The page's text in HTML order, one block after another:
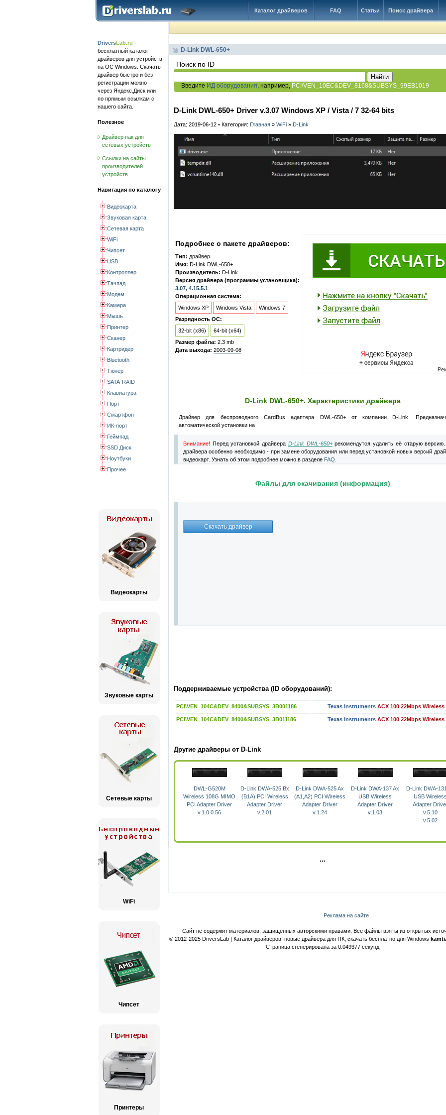
Поиск драйвера
Статьи
FAQ
Каталог драйверов
DriversLab.ru -
бесплатный каталог
драйверов для устройств
на ОС Windows. Скачать
драйвер быстро и без
регистрации можно
через Яндекс.Диск или
по прямым ссылкам с
нашего сайта.
Полезное
Драйвер пак для
сетевых устройств
Ссылки на сайты
производителей
устройств
Навигация по каталогу
Видеокарта
Звуковая карта
Сетевая карта
WiFi
Чипсет
USB
Контроллер
Тачпад
Модем
Камера
Мышь
Принтер
Сканер
Картридер
Bluetooth
Тюнер
SATA-RAID
Клавиатура
Порт
Смартфон
ИК-порт
Геймпад
SSD Диск
Ноутбуки
Прочее
Видеокарты
Звуковые карты
Сетевые карты
WiFi
Чипсет
Принтеры
D-Link DWL-650+
Поиск по ID
Введите ИД оборудования, например, PCI\VEN_10EC&DEV_8168&SUBSYS_99EB1019
D-Link DWL-650+ Driver v.3.07 Windows XP / Vista / 7 32-64 bits
Дата: 2019-06-12 • Категория: Главная » WiFi » D-Link
Подробнее о пакете драйверов:
Тип: драйвер
Имя: D-Link DWL-650+
Производитель: D-Link
Версия драйвера (программы установщика):
3.07, 4.15.5.1
Операционная система:
Windows XP
Windows Vista
Windows 7
Разрядность ОС:
32-bit (x86)
64-bit (x64)
Размер файла: 2.3 mb
Дата выхода: 2003-09-08
D-Link DWL-650+. Характеристики драйвера
Драйвер для беспроводного CardBus адаптера DWL-650+ от компании D-Link.
автоматической установки на
Внимание! Перед установкой драйвера D-Link DWL-650+рекомендутся удалить её старую версию.
драйвера особенно необходимо - при замене оборудования или перед установкой новых версий
видеокарт. Узнать об этом подробнее можно в разделе FAQ.
Файлы для скачивания (информация)
Поддерживаемые устройства (ID оборудований):
PCI\VEN_104C&DEV_8400&SUBSYS_3B001186 Texas Instruments ACX 100 22Mbps
PCI\VEN_104C&DEV_8400&SUBSYS_3B011186 Texas Instruments ACX 100 22Mbps
Другие драйверы от D-Link
DWL-G520M
Wireless 108G MIMO
PCI Adapter Driver
v.1.0.0.56
D-Link DWA-525 Bx
(B1A) PCI Wireless
Adapter Driver
v.2.01
D-Link DWA-525 Ax
(A1,A2) PCI Wireless
Adapter Driver
v.1.24
D-Link DWA-137 Ax
USB Wireless
Adapter Driver
v.1.03
D-Link DWA-
USB Wireless
Adapter
v.5.10
v.5.02
***
Реклама на сайте
Сайт не содержит материалов, защищенных авторскими правами. Все файлы взяты из открытых
© 2012-2025 DriversLab | Каталог драйверов, новые драйвера для ПК, скачать бесплатно для Windows
Страница сгенерирована за 0.049377 секунд